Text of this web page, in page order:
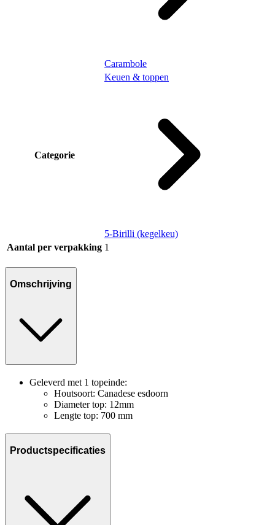
Carambole
Categorie
Keuen & toppen
5-Birilli (kegelkeu)
Aantal per verpakking 1
Omschrijving
Geleverd met 1 topeinde:
Houtsoort: Canadese esdoorn
Diameter top: 12mm
Lengte top: 700 mm
Productspecificaties